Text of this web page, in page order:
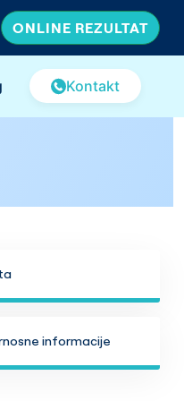
ONLINE REZULTAT
Kontakt
informacije